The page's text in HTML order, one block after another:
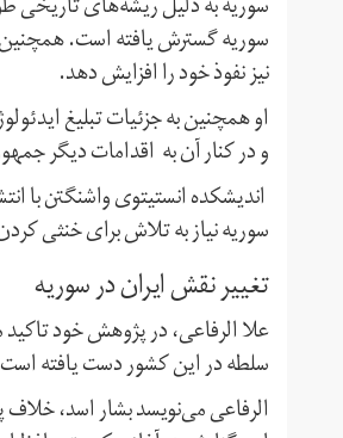
سوریه گسترش یافته است.
نیز نفوذ خود را افزایش دهد.
او همچنین به جزئیات تبلیغ
و در کنار آن به اقدامات دیگر
اندیشکده انستیتوی واشنگتن با
سوریه نیاز به تلاش برای خنثی
تغییر نقش ایران در سوریه
علا الرفاعی، در پژوهش خود
سلطه در این کشور دست یافته
الرفاعی می‌نویسد بشار اسد،